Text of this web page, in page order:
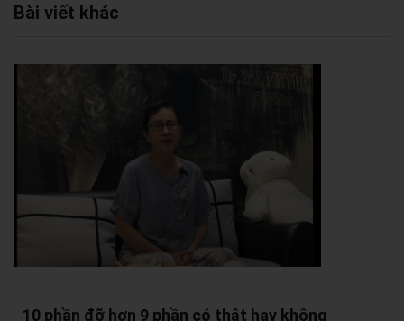
Bài viết khác
10 phần đỡ hơn 9 phần có thật hay không